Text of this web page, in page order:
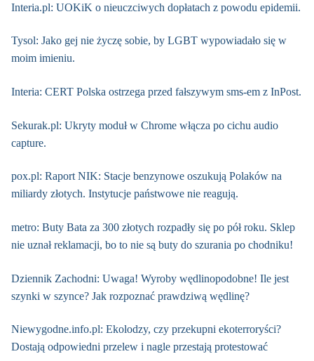
Interia.pl: UOKiK o nieuczciwych dopłatach z powodu epidemii.
Tysol: Jako gej nie życzę sobie, by LGBT wypowiadało się w
moim imieniu.
Interia: CERT Polska ostrzega przed fałszywym sms-em z InPost.
Sekurak.pl: Ukryty moduł w Chrome włącza po cichu audio
capture.
pox.pl: Raport NIK: Stacje benzynowe oszukują Polaków na
miliardy złotych. Instytucje państwowe nie reagują.
metro: Buty Bata za 300 złotych rozpadły się po pół roku. Sklep
nie uznał reklamacji, bo to nie są buty do szurania po chodniku!
Dziennik Zachodni: Uwaga! Wyroby wędlinopodobne! Ile jest
szynki w szynce? Jak rozpoznać prawdziwą wędlinę?
Niewygodne.info.pl: Ekolodzy, czy przekupni ekoterroryści?
Dostają odpowiedni przelew i nagle przestają protestować